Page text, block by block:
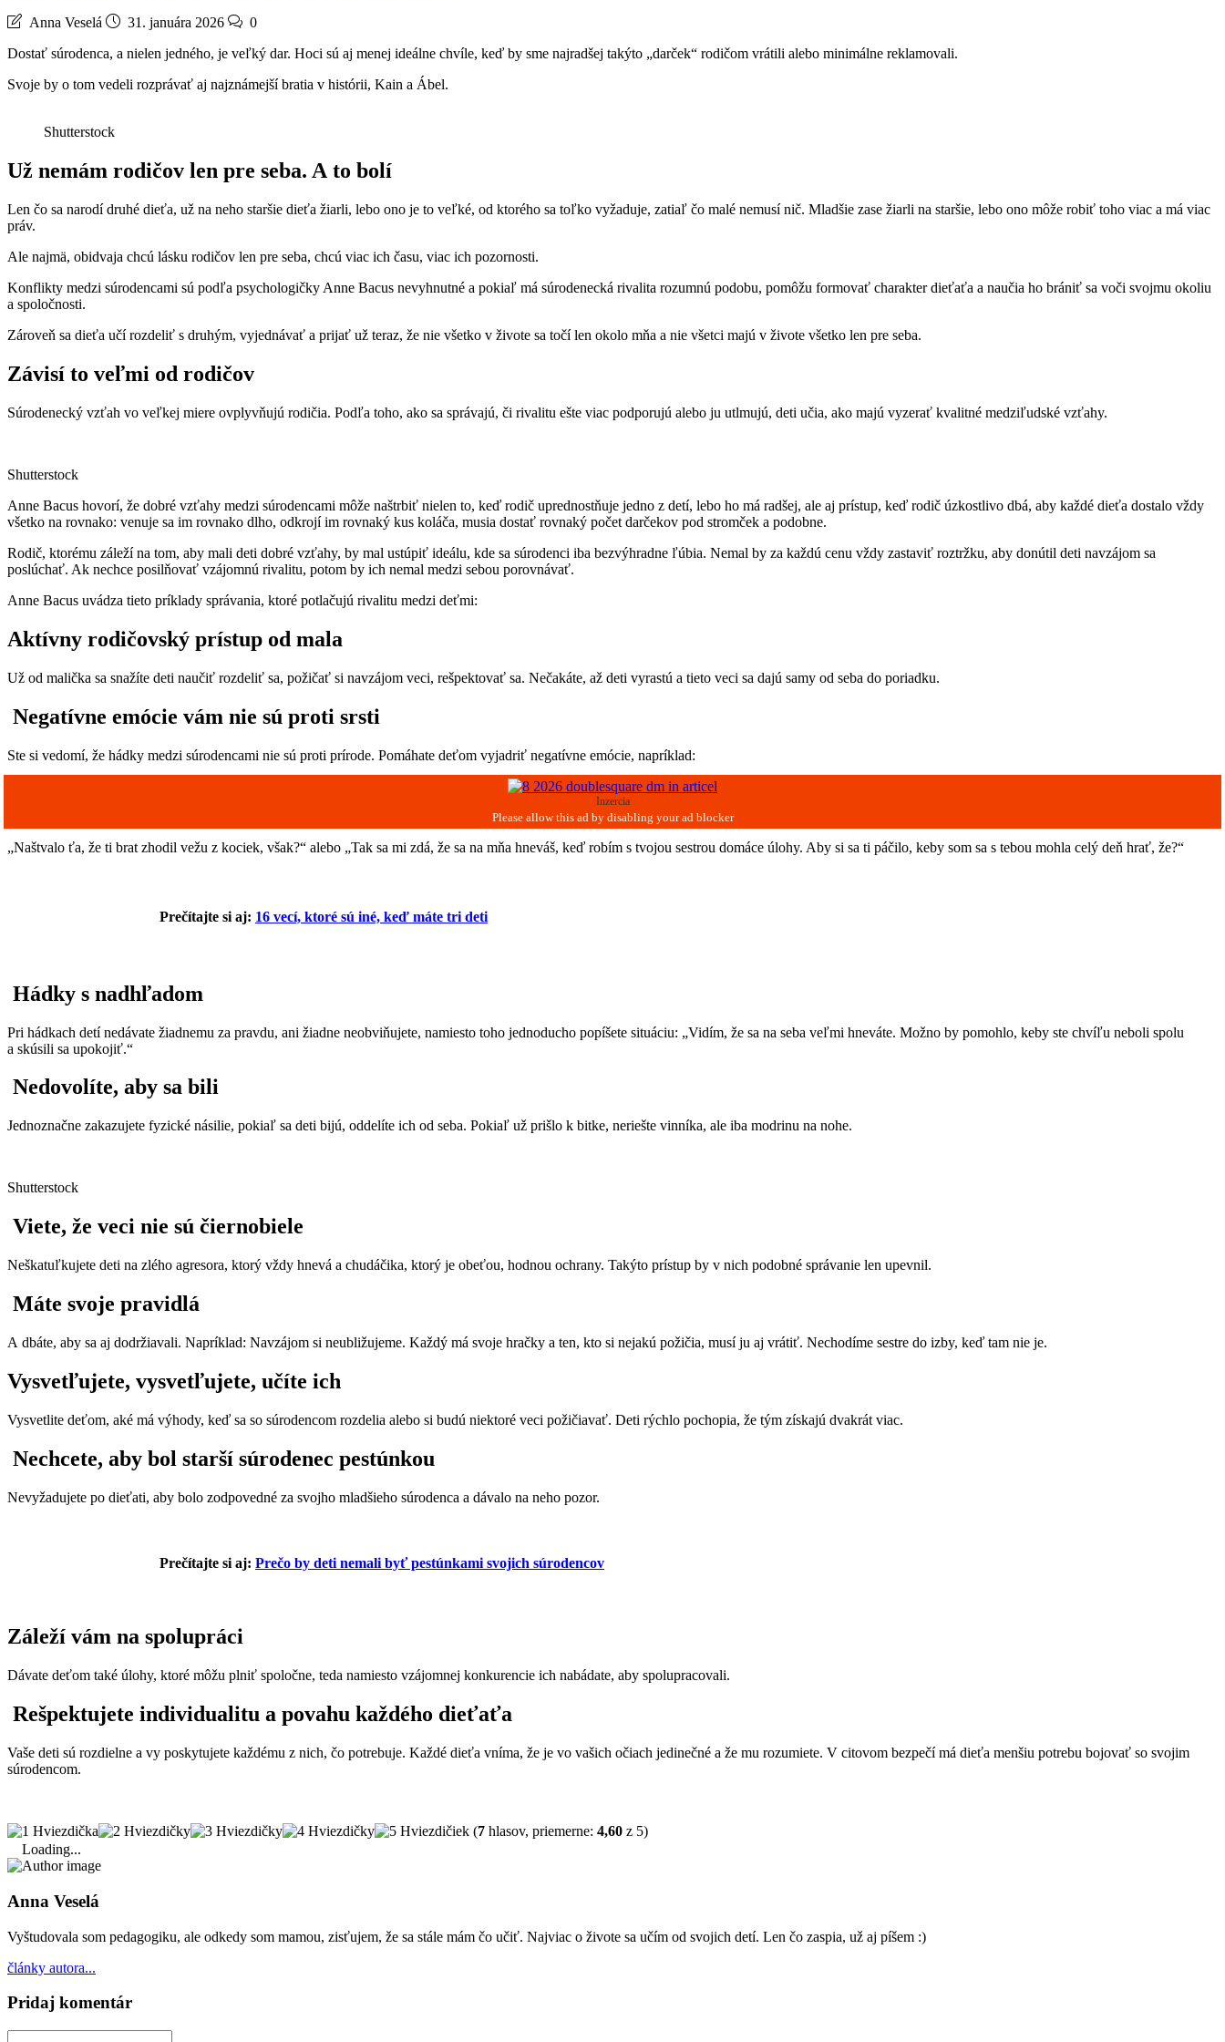
Anna Veselá 31. januára 2026
0
Dostať súrodenca, a nielen jedného, je veľký dar. Hoci sú aj menej ideálne chvíle, keď by sme najradšej takýto „darček“ rodičom vrátili alebo minimálne reklamovali.
Svoje by o tom vedeli rozprávať aj najznámejší bratia v histórii, Kain a Ábel.
Shutterstock
Už nemám rodičov len pre seba. A to bolí
Len čo sa narodí druhé dieťa, už na neho staršie dieťa žiarli, lebo ono je to veľké, od ktorého sa toľko vyžaduje, zatiaľ čo malé nemusí nič. Mladšie zase žiarli na staršie, lebo ono môže robiť toho viac a má viac
práv.
Ale najmä, obidvaja chcú lásku rodičov len pre seba, chcú viac ich času, viac ich pozornosti.
Konflikty medzi súrodencami sú podľa psychologičky Anne Bacus nevyhnutné a pokiaľ má súrodenecká rivalita rozumnú podobu, pomôžu formovať charakter dieťaťa a naučia ho brániť sa voči svojmu okoliu
a spoločnosti.
Zároveň sa dieťa učí rozdeliť s druhým, vyjednávať a prijať už teraz, že nie všetko v živote sa točí len okolo mňa a nie všetci majú v živote všetko len pre seba.
Závisí to veľmi od rodičov
Súrodenecký vzťah vo veľkej miere ovplyvňujú rodičia. Podľa toho, ako sa správajú, či rivalitu ešte viac podporujú alebo ju utlmujú, deti učia, ako majú vyzerať kvalitné medziľudské vzťahy.
Shutterstock
Anne Bacus hovorí, že dobré vzťahy medzi súrodencami môže naštrbiť nielen to, keď rodič uprednostňuje jedno z detí, lebo ho má radšej, ale aj prístup, keď rodič úzkostlivo dbá, aby každé dieťa dostalo vždy
všetko na rovnako: venuje sa im rovnako dlho, odkrojí im rovnaký kus koláča, musia dostať rovnaký počet darčekov pod stromček a podobne.
Rodič, ktorému záleží na tom, aby mali deti dobré vzťahy, by mal ustúpiť ideálu, kde sa súrodenci iba bezvýhradne ľúbia. Nemal by za každú cenu vždy zastaviť roztržku, aby donútil deti navzájom sa
poslúchať. Ak nechce posilňovať vzájomnú rivalitu, potom by ich nemal medzi sebou porovnávať.
Anne Bacus uvádza tieto príklady správania, ktoré potlačujú rivalitu medzi deťmi:
Aktívny rodičovský prístup od mala
Už od malička sa snažíte deti naučiť rozdeliť sa, požičať si navzájom veci, rešpektovať sa. Nečakáte, až deti vyrastú a tieto veci sa dajú samy od seba do poriadku.
Negatívne emócie vám nie sú proti srsti
Ste si vedomí, že hádky medzi súrodencami nie sú proti prírode. Pomáhate deťom vyjadriť negatívne emócie, napríklad:
Inzercia
„Naštvalo ťa, že ti brat zhodil vežu z kociek, však?“ alebo „Tak sa mi zdá, že sa na mňa hneváš, keď robím s tvojou sestrou domáce úlohy. Aby si sa ti páčilo, keby som sa s tebou mohla celý deň hrať, že?“
Prečítajte si aj: 16 vecí, ktoré sú iné, keď máte tri deti
Hádky s nadhľadom
Pri hádkach detí nedávate žiadnemu za pravdu, ani žiadne neobviňujete, namiesto toho jednoducho popíšete situáciu: „Vidím, že sa na seba veľmi hneváte. Možno by pomohlo, keby ste chvíľu neboli spolu
a skúsili sa upokojiť.“
Nedovolíte, aby sa bili
Jednoznačne zakazujete fyzické násilie, pokiaľ sa deti bijú, oddelíte ich od seba. Pokiaľ už prišlo k bitke, neriešte vinníka, ale iba modrinu na nohe.
Shutterstock
Viete, že veci nie sú čiernobiele
Neškatuľkujete deti na zlého agresora, ktorý vždy hnevá a chudáčika, ktorý je obeťou, hodnou ochrany. Takýto prístup by v nich podobné správanie len upevnil.
Máte svoje pravidlá
A dbáte, aby sa aj dodržiavali. Napríklad: Navzájom si neubližujeme. Každý má svoje hračky a ten, kto si nejakú požičia, musí ju aj vrátiť. Nechodíme sestre do izby, keď tam nie je.
Vysvetľujete, vysvetľujete, učíte ich
Vysvetlite deťom, aké má výhody, keď sa so súrodencom rozdelia alebo si budú niektoré veci požičiavať. Deti rýchlo pochopia, že tým získajú dvakrát viac.
Nechcete, aby bol starší súrodenec pestúnkou
Nevyžadujete po dieťati, aby bolo zodpovedné za svojho mladšieho súrodenca a dávalo na neho pozor.
Prečítajte si aj: Prečo by deti nemali byť pestúnkami svojich súrodencov
Záleží vám na spolupráci
Dávate deťom také úlohy, ktoré môžu plniť spoločne, teda namiesto vzájomnej konkurencie ich nabádate, aby spolupracovali.
Rešpektujete individualitu a povahu každého dieťaťa
Vaše deti sú rozdielne a vy poskytujete každému z nich, čo potrebuje. Každé dieťa vníma, že je vo vašich očiach jedinečné a že mu rozumiete. V citovom bezpečí má dieťa menšiu potrebu bojovať so svojim
súrodencom.
(7 hlasov, priemerne: 4,60 z 5)
Loading...
Anna Veselá
Vyštudovala som pedagogiku, ale odkedy som mamou, zisťujem, že sa stále mám čo učiť. Najviac o živote sa učím od svojich detí. Len čo zaspia, už aj píšem :)
články autora...
Pridaj komentár